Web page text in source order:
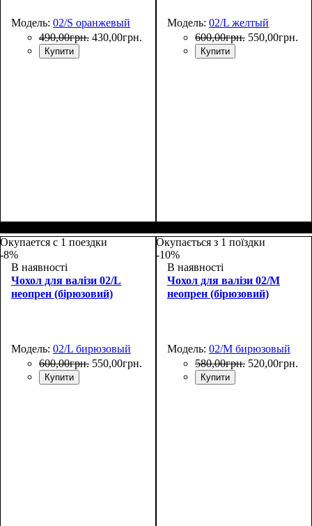
Модель: 02/S оранжевый
490,00грн. 430,00грн.
Купити
Модель: 02/L желтый
600,00грн. 550,00грн.
Купити
Окупается с 1 поездки
-8%
В наявності
Чохол для валізи 02/L
неопрен (бірюзовий)
Модель: 02/L бирюзовый
600,00грн. 550,00грн.
Купити
Окупається з 1 поїздки
-10%
В наявності
Чохол для валізи 02/M
неопрен (бірюзовий)
Модель: 02/M бирюзовый
580,00грн. 520,00грн.
Купити